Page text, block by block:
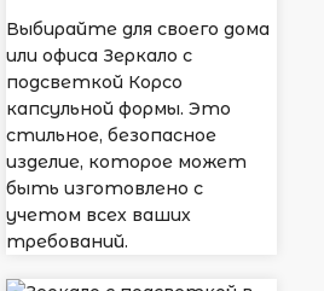
Выбирайте для своего дома
или офиса Зеркало с
подсветкой Корсо
капсульной формы. Это
стильное, безопасное
изделие, которое может
быть изготовлено с
учетом всех ваших
требований.